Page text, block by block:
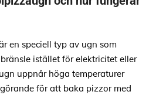
en speciell typ av ugn som
istället för elektricitet eller
uppnår höga temperaturer
för att baka pizzor med